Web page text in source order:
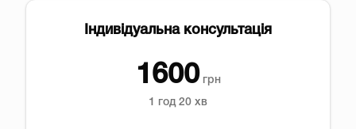
Індивідуальна консультація
1600 грн
1 год 20 хв